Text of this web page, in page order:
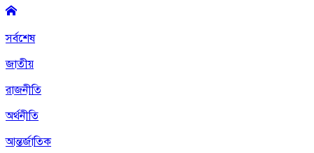
সর্বশেষ
জাতীয়
রাজনীতি
অর্থনীতি
আন্তর্জাতিক